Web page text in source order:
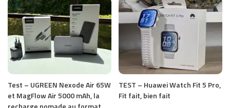
Test – UGREEN Nexode Air 65W
et MagFlow Air 5000 mAh, la
TEST – Huawei Watch Fit 5 Pro,
Fit fait, bien fait